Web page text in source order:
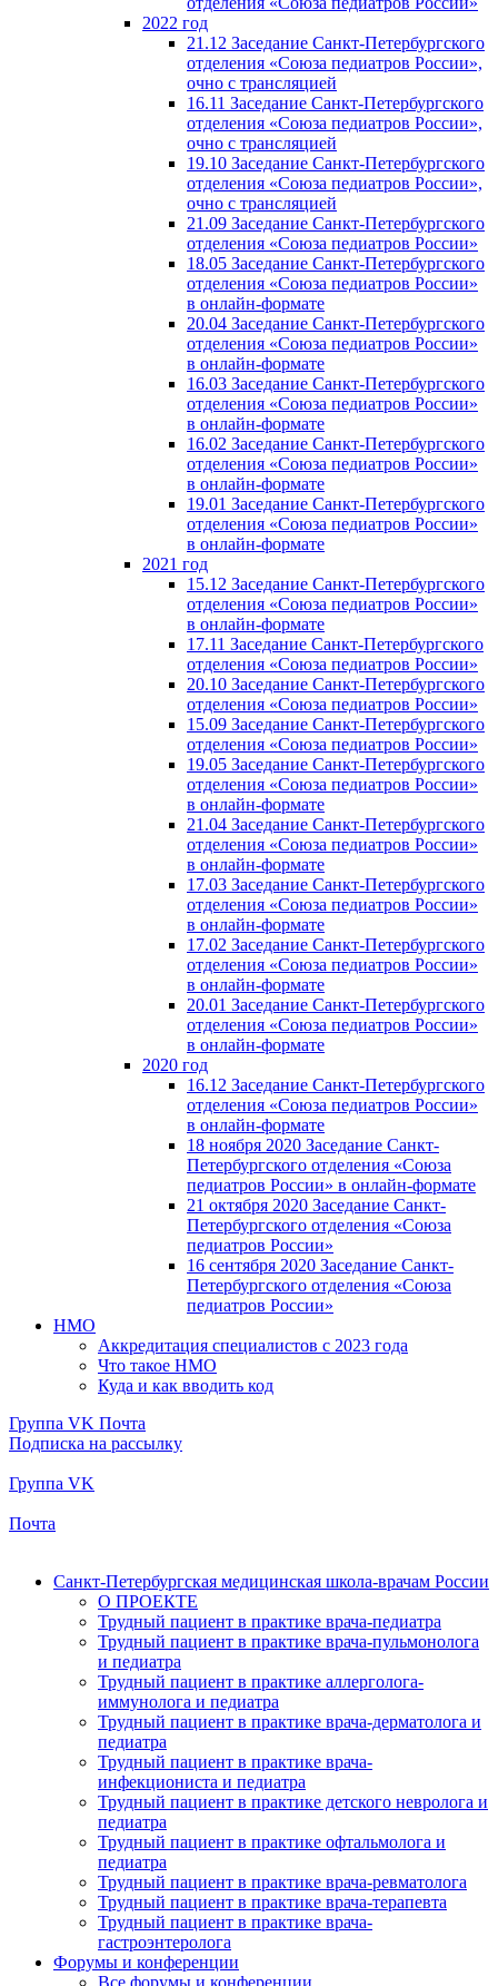
2022 год
21.12 Заседание Санкт-Петербургского
отделения «Союза педиатров России»,
очно с трансляцией
16.11 Заседание Санкт-Петербургского
отделения «Союза педиатров России»,
очно с трансляцией
19.10 Заседание Санкт-Петербургского
отделения «Союза педиатров России»,
очно с трансляцией
21.09 Заседание Санкт-Петербургского
отделения «Союза педиатров России»
18.05 Заседание Санкт-Петербургского
отделения «Союза педиатров России»
в онлайн-формате
20.04 Заседание Санкт-Петербургского
отделения «Союза педиатров России»
в онлайн-формате
16.03 Заседание Санкт-Петербургского
отделения «Союза педиатров России»
в онлайн-формате
16.02 Заседание Санкт-Петербургского
отделения «Союза педиатров России»
в онлайн-формате
19.01 Заседание Санкт-Петербургского
отделения «Союза педиатров России»
в онлайн-формате
2021 год
15.12 Заседание Санкт-Петербургского
отделения «Союза педиатров России»
в онлайн-формате
17.11 Заседание Санкт-Петербургского
отделения «Союза педиатров России»
20.10 Заседание Санкт-Петербургского
отделения «Союза педиатров России»
15.09 Заседание Санкт-Петербургского
отделения «Союза педиатров России»
19.05 Заседание Санкт-Петербургского
отделения «Союза педиатров России»
в онлайн-формате
21.04 Заседание Санкт-Петербургского
отделения «Союза педиатров России»
в онлайн-формате
17.03 Заседание Санкт-Петербургского
отделения «Союза педиатров России»
в онлайн-формате
17.02 Заседание Санкт-Петербургского
отделения «Союза педиатров России»
в онлайн-формате
20.01 Заседание Санкт-Петербургского
отделения «Союза педиатров России»
в онлайн-формате
2020 год
16.12 Заседание Санкт-Петербургского
отделения «Союза педиатров России»
в онлайн-формате
18 ноября 2020 Заседание Санкт-
Петербургского отделения «Союза
педиатров России» в онлайн-формате
21 октября 2020 Заседание Санкт-
Петербургского отделения «Союза
педиатров России»
16 сентября 2020 Заседание Санкт-
Петербургского отделения «Союза
педиатров России»
НМО
Аккредитация специалистов с 2023 года
Что такое НМО
Куда и как вводить код
Группа VK Почта
Подписка на рассылку
Группа VK
Почта
Санкт-Петербургская медицинская школа-врачам России
О ПРОЕКТЕ
Трудный пациент в практике врача-педиатра
Трудный пациент в практике врача-пульмонолога
и педиатра
Трудный пациент в практике аллерголога-
иммунолога и педиатра
Трудный пациент в практике врача-дерматолога и
педиатра
Трудный пациент в практике врача-
инфекциониста и педиатра
Трудный пациент в практике детского невролога и
педиатра
Трудный пациент в практике офтальмолога и
педиатра
Трудный пациент в практике врача-ревматолога
Трудный пациент в практике врача-терапевта
Трудный пациент в практике врача-
гастроэнтеролога
Форумы и конференции
Все форумы и конференции